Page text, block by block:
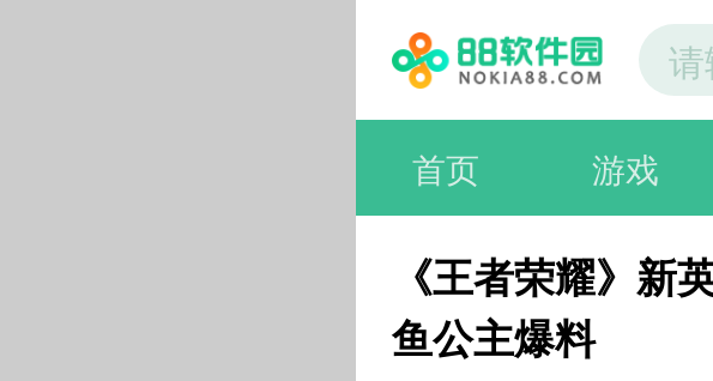
首页 游戏
《王者荣耀》新
鱼公主爆料